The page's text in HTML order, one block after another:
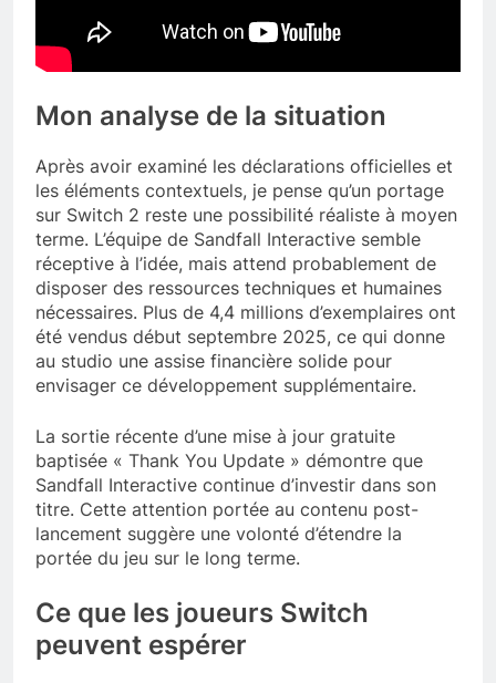
Mon analyse de la situation
Après avoir examiné les déclarations officielles et
les éléments contextuels, je pense qu’un portage
sur Switch 2 reste une possibilité réaliste à moyen
terme. L’équipe de Sandfall Interactive semble
réceptive à l’idée, mais attend probablement de
disposer des ressources techniques et humaines
nécessaires. Plus de 4,4 millions d’exemplaires ont
été vendus début septembre 2025, ce qui donne
au studio une assise financière solide pour
envisager ce développement supplémentaire.
La sortie récente d’une mise à jour gratuite
baptisée « Thank You Update » démontre que
Sandfall Interactive continue d’investir dans son
titre. Cette attention portée au contenu post-
lancement suggère une volonté d’étendre la
portée du jeu sur le long terme.
Ce que les joueurs Switch
peuvent espérer